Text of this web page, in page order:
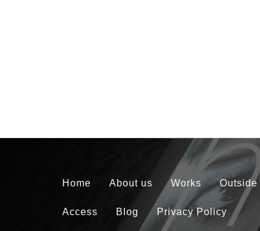
Home About us Works Outside
Access Blog Privacy Policy